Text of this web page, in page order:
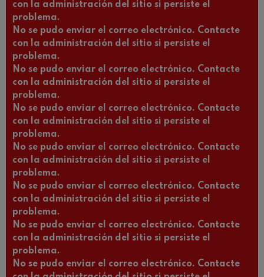
con la administración del sitio si persiste el
problema.
No se pudo enviar el correo electrónico. Contacte
con la administración del sitio si persiste el
problema.
No se pudo enviar el correo electrónico. Contacte
con la administración del sitio si persiste el
problema.
No se pudo enviar el correo electrónico. Contacte
con la administración del sitio si persiste el
problema.
No se pudo enviar el correo electrónico. Contacte
con la administración del sitio si persiste el
problema.
No se pudo enviar el correo electrónico. Contacte
con la administración del sitio si persiste el
problema.
No se pudo enviar el correo electrónico. Contacte
con la administración del sitio si persiste el
problema.
No se pudo enviar el correo electrónico. Contacte